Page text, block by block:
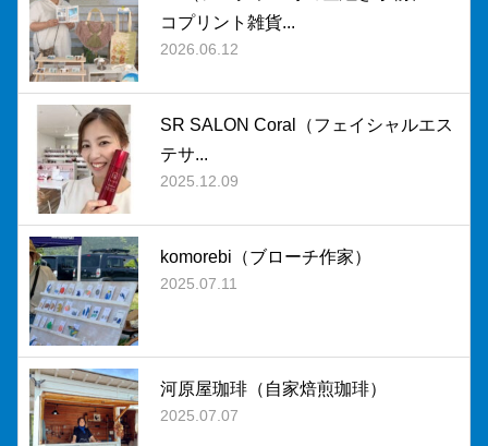
コプリント雑貨...
2026.06.12
SR SALON Coral（フェイシャルエス
テサ...
2025.12.09
komorebi（ブローチ作家）
2025.07.11
河原屋珈琲（自家焙煎珈琲）
2025.07.07